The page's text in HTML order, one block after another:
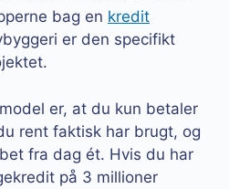
bag en kredit
er den specifikt
er, at du kun betaler
rent faktisk har brugt, og
fra dag ét. Hvis du har
på 3 millioner